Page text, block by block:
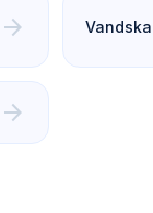
arrow_forward
arrow_forward